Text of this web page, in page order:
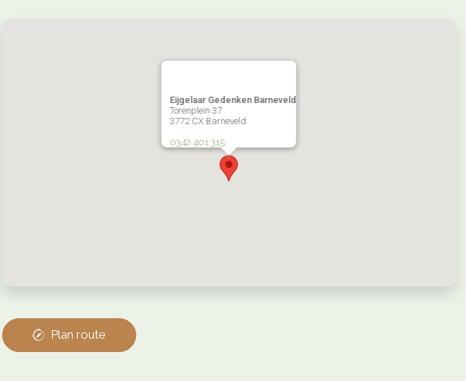
Eijgelaar Gedenken Barneveld
Torenplein 37
3772 CX Barneveld
0342 401 315
Plan route